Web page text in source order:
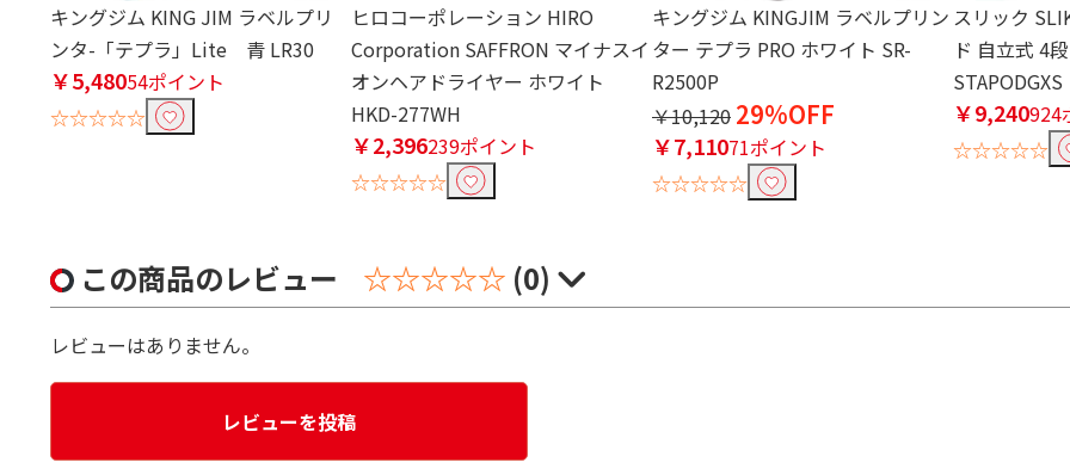
キングジム KING JIM ラベルプリ
ンタ-「テプラ」Lite 青 LR30
￥5,48054ポイント
☆☆☆☆☆
ヒロコーポレーション HIRO
Corporation SAFFRON マイナスイ
オンヘアドライヤー ホワイト
HKD-277WH
￥2,396239ポイント
☆☆☆☆☆
キングジム KINGJIM ラベルプリン
ター テプラ PRO ホワイト SR-
R2500P
￥10,120 29%OFF
￥7,11071ポイント
☆☆☆☆☆
スリック
ド 自立式 4
STAPODGXS
￥9,240924
☆☆☆☆☆
この商品のレビュー ☆☆☆☆☆ (0)
レビューはありません。
レビューを投稿